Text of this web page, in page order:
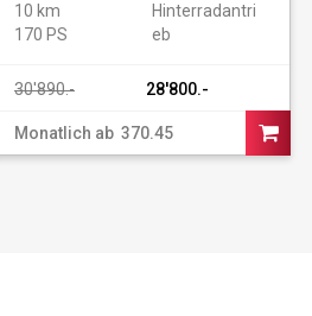
buy
10 km
170 PS
Hinterradantri
eb
Monatlich ab 370.45
30'890.- 28'800.-